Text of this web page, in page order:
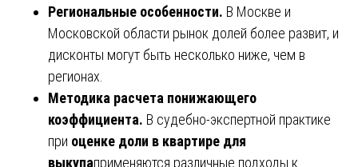
Региональные особенности. В Москве и
Московской области рынок долей более развит, и
дисконты могут быть несколько ниже, чем в
регионах.
Методика расчета понижающего
коэффициента. В судебно-экспертной практике
при оценке доли в квартире для
выкупаприменяются различные подходы к